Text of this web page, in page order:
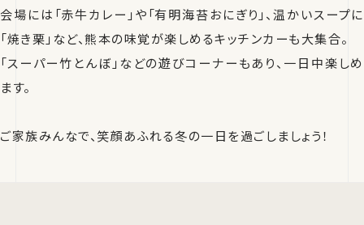
会場には「赤牛カレー」や「有明海苔おにぎり」、温かいスープに
「焼き栗」など、熊本の味覚が楽しめるキッチンカーも大集合。
「スーパー竹とんぼ」などの遊びコーナーもあり、一日中楽しめ
ます。
ご家族みんなで、笑顔あふれる冬の一日を過ごしましょう！